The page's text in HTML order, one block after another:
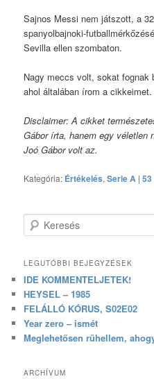
Sajnos Messi nem játszott, a
spanyolbajnoki-
Sevilla ellen szombaton.
Nagy meccs volt, sokat fognak
ahol általában írom a cikkeimet.
Disclaimer: A cikket
Gábor írta, hanem egy véletlen
Joó Gábor volt az.
Kategória: Értékelés,Serie A |53
Keresés
LEGUTÓBBI BEJEGYZÉSEK
IDE KOMMENTELJETEK!
HEYSEL – 1985
FELÁLLÓ KÓRUS, S02E02
Year zero – ismét
Meglehetősen rühellem,
ARCHÍVUM